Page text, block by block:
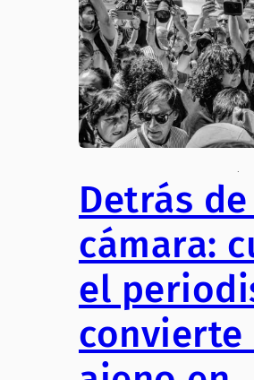
.
Detrás
cámara:
el